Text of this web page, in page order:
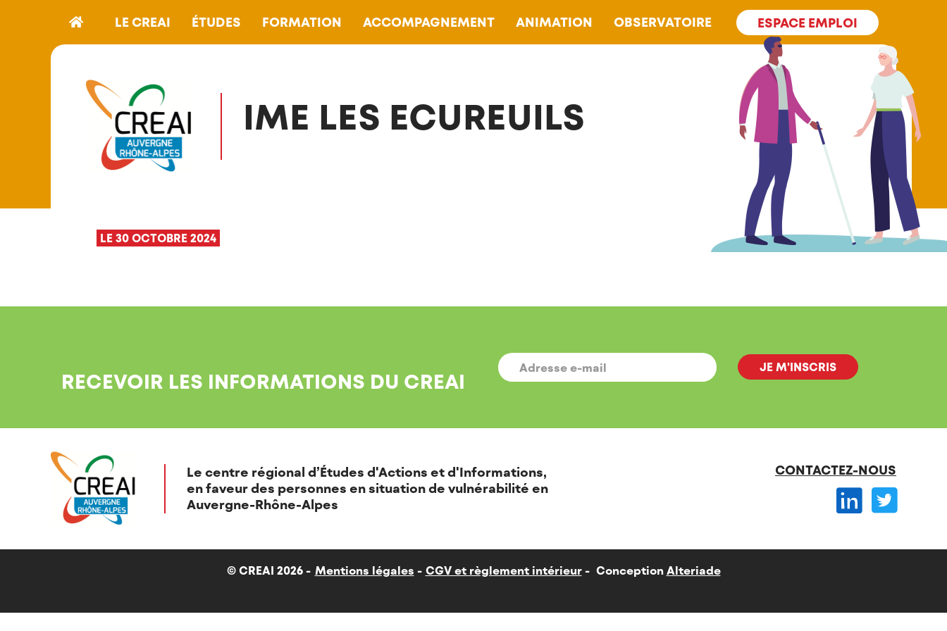
LE CREAI ÉTUDES FORMATION ACCOMPAGNEMENT ANIMATION OBSERVATOIRE ESPACE EMPLOI
IME LES ECUREUILS
LE 30 OCTOBRE 2024
RECEVOIR LES INFORMATIONS DU CREAI
E-
MAIL *
Le centre régional d’Études d'Actions et d'Informations,
en faveur des personnes en situation de vulnérabilité en
Auvergne-Rhône-Alpes
CONTACTEZ-NOUS
© CREAI 2026 - Mentions légales CGV et règlement intérieur Conception Alteriade